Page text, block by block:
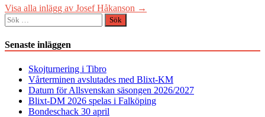
Visa alla inlägg av Josef Håkanson →
Sök
efter:
Senaste inläggen
Skojturnering i Tibro
Vårterminen avslutades med Blixt-KM
Datum för Allsvenskan säsongen 2026/2027
Blixt-DM 2026 spelas i Falköping
Bondeschack 30 april